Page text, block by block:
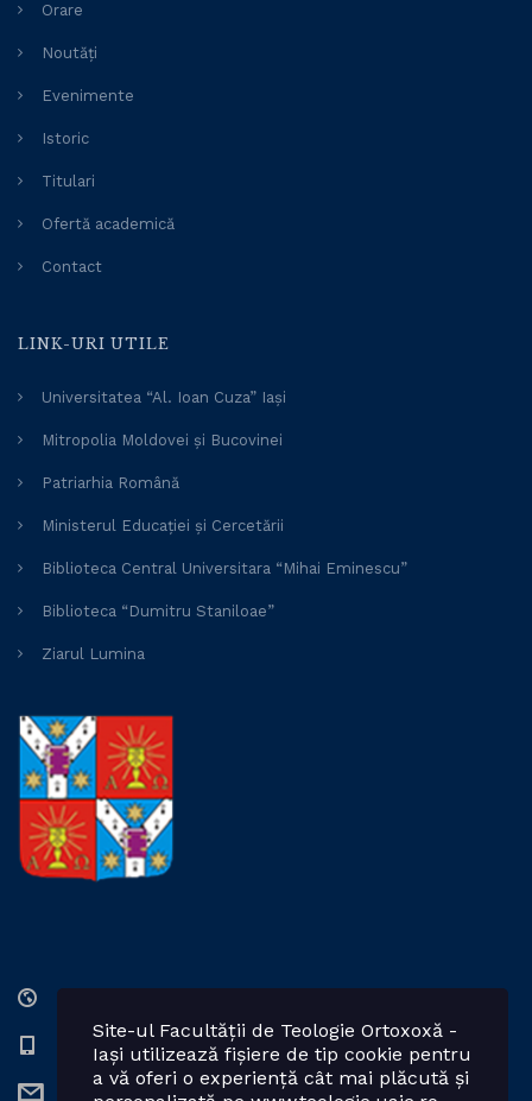
Orare
Noutăți
Evenimente
Istoric
Titulari
Ofertă academică
Contact
LINK-URI UTILE
Universitatea “Al. Ioan Cuza” Iași
Mitropolia Moldovei și Bucovinei
Patriarhia Română
Ministerul Educației și Cercetării
Biblioteca Central Universitara “Mihai Eminescu”
Biblioteca “Dumitru Staniloae”
Ziarul Lumina
0232 201328; 0232 201102 int. 2424, 2423, 2425
teologie.ortodoxa@uaic.ro
Site-ul Facultății de Teologie Ortoxoxă -
Iași utilizează fișiere de tip cookie pentru
a vă oferi o experiență cât mai plăcută și